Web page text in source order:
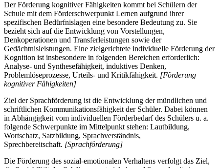
Der Förderung kognitiver Fähigkeiten kommt bei Schülern der
Schule mit dem Förderschwerpunkt Lernen aufgrund ihrer
spezifischen Bedürfnislagen eine besondere Bedeutung zu. Sie
bezieht sich auf die Entwicklung von Vorstellungen,
Denkoperationen und Transferleistungen sowie der
Gedächtnisleistungen. Eine zielgerichtete individuelle Förderung der
Kognition ist insbesondere in folgenden Bereichen erforderlich:
Analyse- und Synthesefähigkeit, induktives Denken,
Problemlöseprozesse, Urteils- und Kritikfähigkeit. [Förderung
kognitiver Fähigkeiten]
Ziel der Sprachförderung ist die Entwicklung der mündlichen und
schriftlichen Kommunikationsfähigkeit der Schüler. Dabei können
in Abhängigkeit vom individuellen Förderbedarf des Schülers u. a.
folgende Schwerpunkte im Mittelpunkt stehen: Lautbildung,
Wortschatz, Satzbildung, Sprachverständnis,
Sprechbereitschaft. [Sprachförderung]
Die Förderung des sozial-emotionalen Verhaltens verfolgt das Ziel,